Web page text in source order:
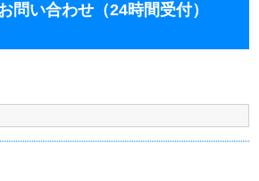
問い合わせ（24時間受付）